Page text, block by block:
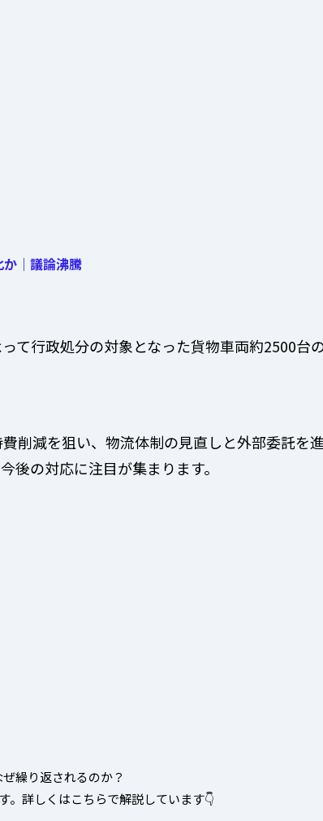
か｜議論沸騰
て行政処分の対象となった貨物車両約2500台
削減を狙い、物流体制の見直しと外部委託を
後の対応に注目が集まります。
繰り返されるのか？
。詳しくはこちらで解説しています👇